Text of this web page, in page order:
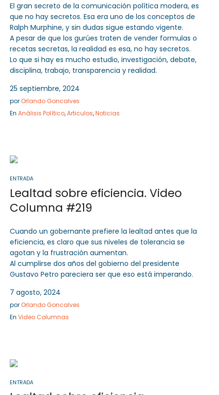
El gran secreto de la comunicación política modera, es
que no hay secretos. Esa era uno de los conceptos de
Ralph Murphine, y sin dudas sigue estando vigente.
A pesar de que los gurúes traten de vender formulas o
recetas secretas, la realidad es esa, no hay secretos.
Lo que si hay es mucho estudio, investigación, debate,
disciplina, trabajo, transparencia y realidad.
25 septiembre, 2024
por Orlando Goncalves
En Análisis Político,Articulos,Noticias
ENTRADA
Lealtad sobre eficiencia. Video
Columna #219
Cuando un gobernante prefiere la lealtad antes que la
eficiencia, es claro que sus niveles de tolerancia se
agotan y la frustración aumentan.
Al cumplirse dos años del gobierno del presidente
Gustavo Petro pareciera ser que eso está imperando.
7 agosto, 2024
por Orlando Goncalves
En Video Columnas
ENTRADA